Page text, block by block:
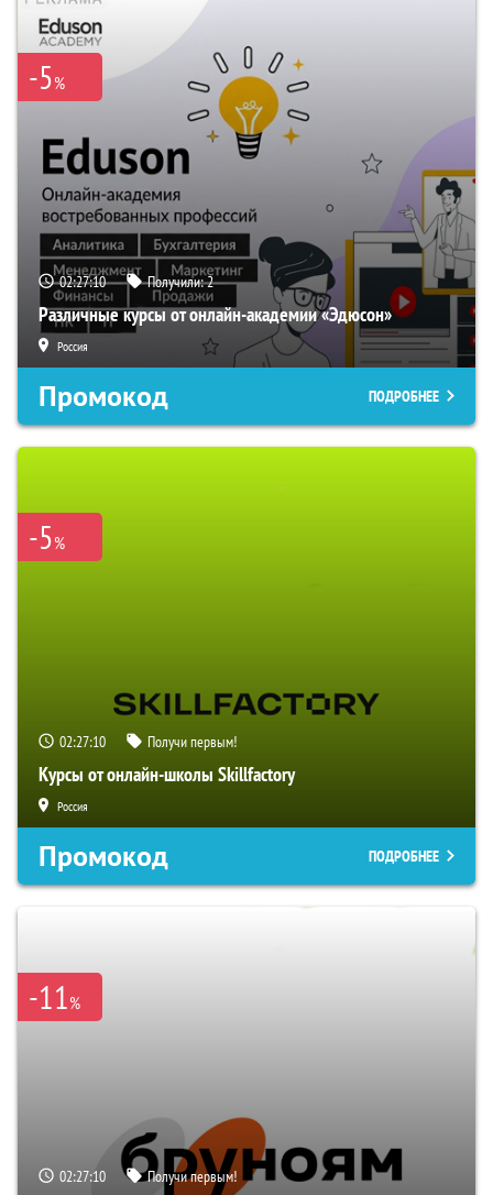
-5%
02:27:09 Получили:2
Различные курсы от онлайн-академии «Эдюсон»
Россия
Промокод ПОДРОБНЕЕ
-5%
02:27:09 Получи первым!
Курсы от онлайн-школы Skillfactory
Россия
Промокод ПОДРОБНЕЕ
-11%
02:27:09 Получи первым!